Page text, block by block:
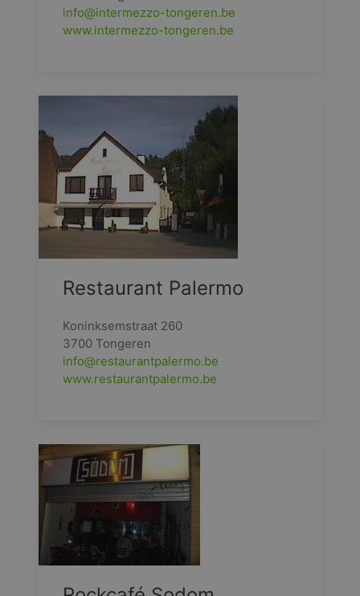
info@intermezzo-tongeren.be
www.intermezzo-tongeren.be
Restaurant Palermo
Koninksemstraat 260
3700 Tongeren
info@restaurantpalermo.be
www.restaurantpalermo.be